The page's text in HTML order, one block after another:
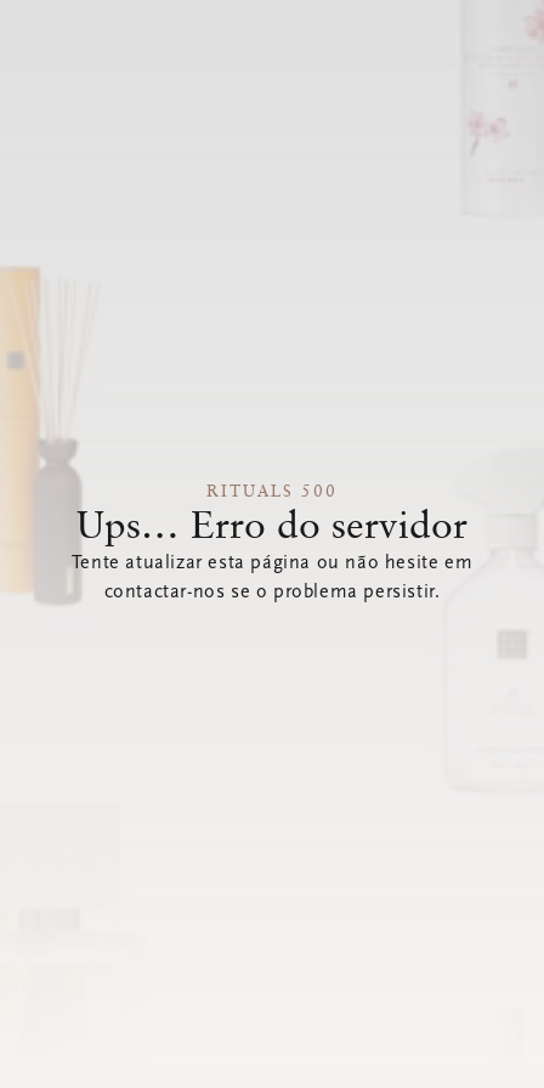
RITUALS 500
Ups… Erro do servidor
Tente atualizar esta página ou não hesite em
contactar-nos se o problema persistir.